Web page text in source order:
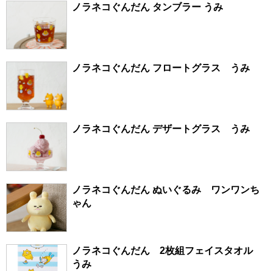
ノラネコぐんだん タンブラー うみ
ノラネコぐんだん フロートグラス うみ
ノラネコぐんだん デザートグラス うみ
ノラネコぐんだん ぬいぐるみ ワンワンち
ゃん
ノラネコぐんだん 2枚組フェイスタオル
うみ